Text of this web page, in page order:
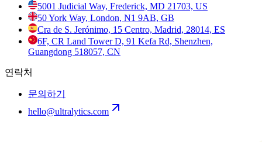
5001 Judicial Way, Frederick, MD 21703, US
50 York Way, London, N1 9AB, GB
Cra de S. Jerónimo, 15 Centro, Madrid, 28014, ES
6F, CR Land Tower D, 91 Kefa Rd, Shenzhen,
Guangdong 518057, CN
연락처
문의하기
hello@ultralytics.com